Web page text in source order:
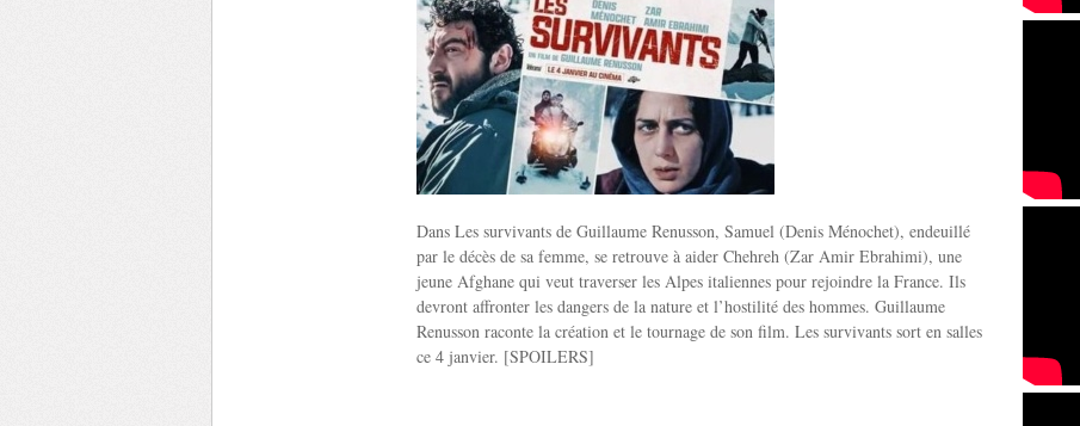
Dans Les survivants de Guillaume Renusson, Samuel (Denis Ménochet), endeuillé
par le décès de sa femme, se retrouve à aider Chehreh (Zar Amir Ebrahimi), une
jeune Afghane qui veut traverser les Alpes italiennes pour rejoindre la France. Ils
devront affronter les dangers de la nature et l’hostilité des hommes. Guillaume
Renusson raconte la création et le tournage de son film. Les survivants sort en salles
ce 4 janvier. [SPOILERS]